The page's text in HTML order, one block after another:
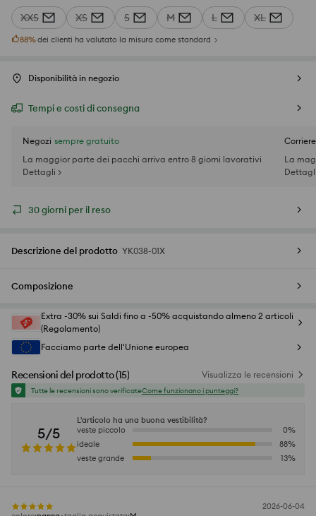
XXS XS S M L XL
88%dei clienti ha valutato la misura come standard
Disponibilità in negozio
Tempi e costi di consegna
Negozi sempre gratuito
La maggior parte dei pacchi arriva entro 8 giorni lavorativi
Dettagli >
La
30 giorni per il reso
Descrizione del prodotto YK038-01X
Composizione
Extra -30% sui Saldi fino a -50% acquistando almeno 2 articoli
(Regolamento)
Facciamo parte dell'Unione europea
Recensioni del prodotto(15) Visualizza le recensioni
Tutte le recensioni sono verificateCome funzionano i punteggi?
5/5
L'articolo ha una buona vestibilità?
veste piccolo
0%
ideale
88%
veste grande
13%
2026-06-04